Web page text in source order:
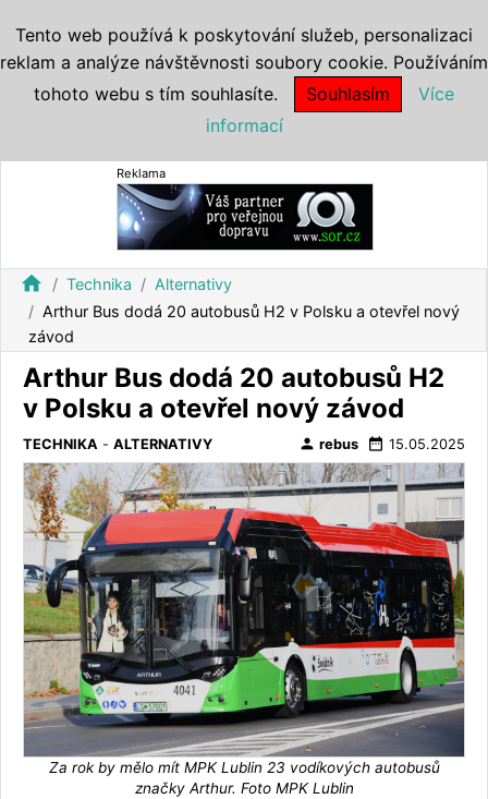
Reklama
home Technika
Alternativy
Arthur Bus dodá 20 autobusů H2 v Polsku a otevřel nový
závod
Arthur Bus dodá 20 autobusů H2
v Polsku a otevřel nový závod
TECHNIKA - ALTERNATIVY person rebus date_range 15.05.2025
Za rok by mělo mít MPK Lublin 23 vodíkových autobusů
značky Arthur. Foto MPK Lublin
Tento web používá k poskytování služeb, personalizaci
reklam a analýze návštěvnosti soubory cookie. Používáním
tohoto webu s tím souhlasíte.
Souhlasím
Více
informací